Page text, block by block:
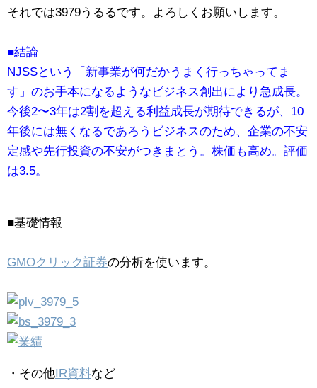
それでは3979うるるです。よろしくお願いします。
■結論
NJSSという「新事業が何だかうまく行っちゃってま
す」のお手本になるようなビジネス創出により急成長。
今後2〜3年は2割を超える利益成長が期待できるが、10
年後には無くなるであろうビジネスのため、企業の不安
定感や先行投資の不安がつきまとう。株価も高め。評価
は3.5。
■基礎情報
GMOクリック証券の分析を使います。
・その他IR資料など